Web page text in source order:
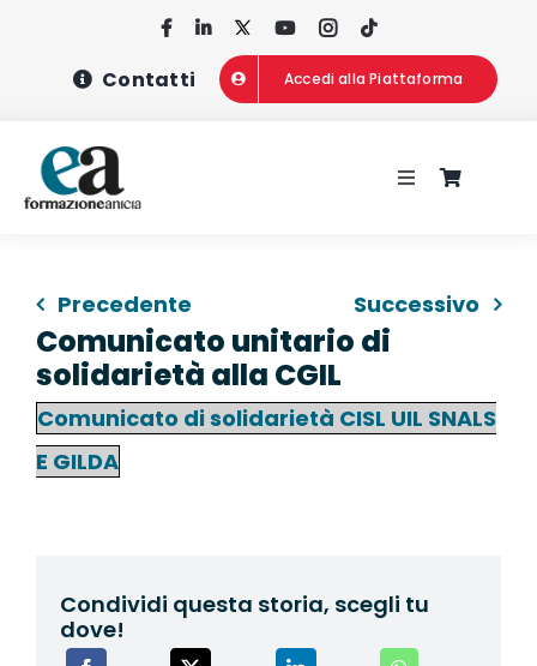
Contatti Accedi alla Piattaforma
Toggle
CHI SIAMO
CONCORSI
Precedente Successivo
Comunicato unitario di
solidarietà alla CGIL
Comunicato di solidarietà CISL UIL SNALS
E GILDA
Condividi questa storia, scegli tu
dove!